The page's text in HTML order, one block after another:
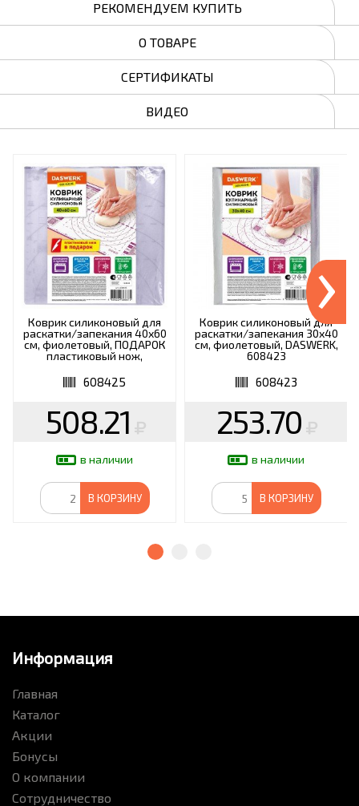
РЕКОМЕНДУЕМ КУПИТЬ
О ТОВАРЕ
СЕРТИФИКАТЫ
ВИДЕО
Коврик силиконовый для
раскатки/запекания 40х60
см, фиолетовый, ПОДАРОК
пластиковый нож,
608425
508.21
в наличии
В КОРЗИНУ
Коврик силиконовый для
раскатки/запекания 30х40
см, фиолетовый, DASWERK,
608423
608423
253.70
в наличии
В КОРЗИНУ
›
Информация
Главная
Каталог
Акции
Бонусы
О компании
Сотрудничество